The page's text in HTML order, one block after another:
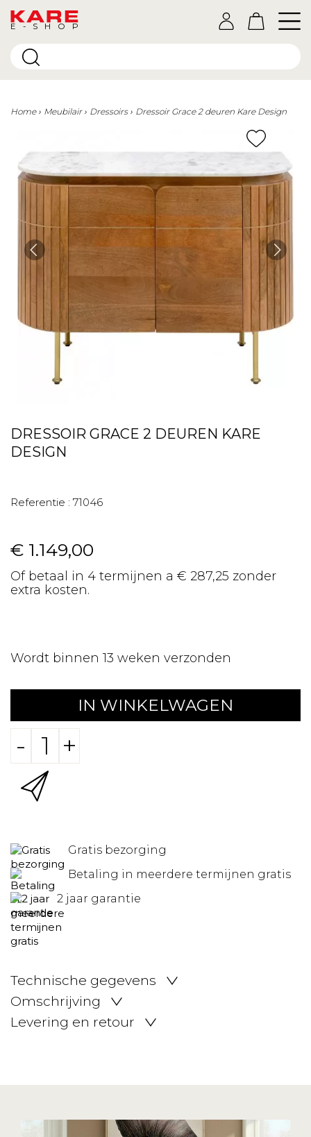
E-SHOP
Home Meubilair Dressoirs Dressoir Grace 2 deuren Kare Design
DRESSOIR GRACE 2 DEUREN KARE
DESIGN
Referentie : 71046
€ 1.149,00
Of betaal in 4 termijnen a € 287,25 zonder
extra kosten.
Wordt binnen 13 weken verzonden
IN WINKELWAGEN
- +
Gratis bezorging
Betaling in meerdere termijnen gratis
2 jaar garantie
Technische gegevens
Omschrijving
Levering en retour